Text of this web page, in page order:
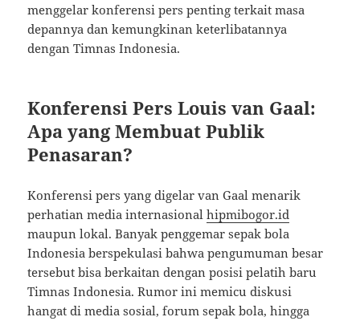
menggelar konferensi pers penting terkait masa
depannya dan kemungkinan keterlibatannya
dengan Timnas Indonesia.
Konferensi Pers Louis van Gaal:
Apa yang Membuat Publik
Penasaran?
Konferensi pers yang digelar van Gaal menarik
perhatian media internasionalhipmibogor.id
maupun lokal. Banyak penggemar sepak bola
Indonesia berspekulasi bahwa pengumuman besar
tersebut bisa berkaitan dengan posisi pelatih baru
Timnas Indonesia. Rumor ini memicu diskusi
hangat di media sosial, forum sepak bola, hingga